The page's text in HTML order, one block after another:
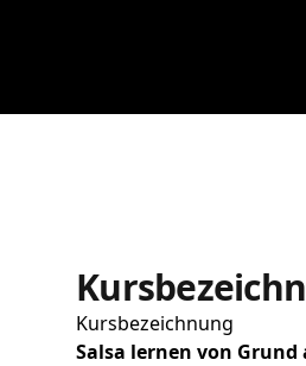
Kursbezeichnung
Salsa lernen von